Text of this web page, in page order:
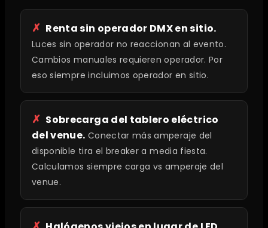
Renta sin operador DMX en sitio.
Luces sin operador no reaccionan al evento.
Cambios manuales requieren operador. Por
eso siempre incluimos operador en sitio.
Sobrecarga del tablero eléctrico
del venue. Conectar más amperaje del
disponible tira el breaker a media fiesta.
Calculamos siempre carga vs amperaje del
venue.